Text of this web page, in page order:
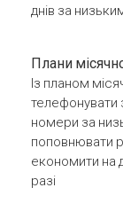
днів за
Плани
Із планом
телефонувати
номери за
поповнювати
економити на
разі